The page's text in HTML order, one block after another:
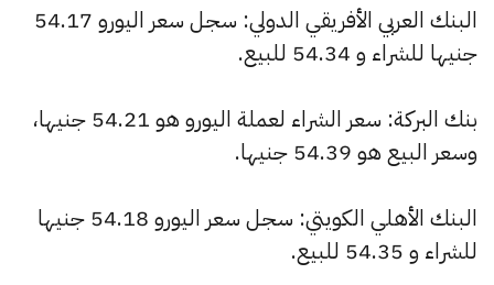
البنك العربي الأفريقي الدولي: سجل سعر اليورو 54.17
جنيها للشراء و 54.34 للبيع.
بنك البركة: سعر الشراء لعملة اليورو هو 54.21 جنيها،
وسعر البيع هو 54.39 جنيها.
البنك الأهلي الكويتي: سجل سعر اليورو 54.18 جنيها
للشراء و 54.35 للبيع.